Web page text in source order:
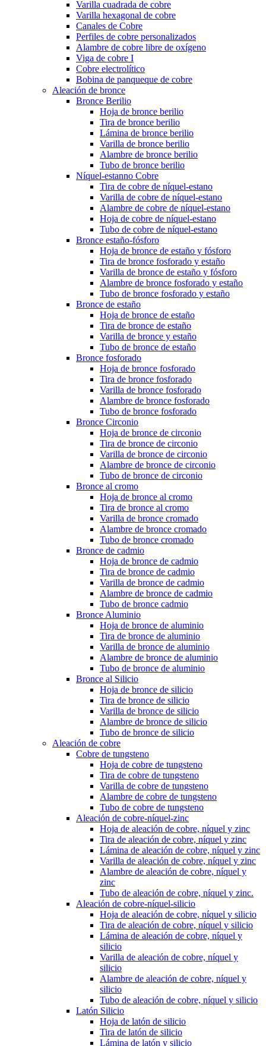
Varilla cuadrada de cobre
Varilla hexagonal de cobre
Canales de Cobre
Perfiles de cobre personalizados
Alambre de cobre libre de oxígeno
Viga de cobre I
Cobre electrolítico
Bobina de panqueque de cobre
Aleación de bronce
Bronce Berilio
Hoja de bronce berilio
Tira de bronce berilio
Lámina de bronce berilio
Varilla de bronce berilio
Alambre de bronce berilio
Tubo de bronce berilio
Níquel-estanno Cobre
Tira de cobre de níquel-estano
Varilla de cobre de níquel-estano
Alambre de cobre de níquel-estano
Hoja de cobre de níquel-estano
Tubo de cobre de níquel-estano
Bronce estaño-fósforo
Hoja de bronce de estaño y fósforo
Tira de bronce fosforado y estaño
Varilla de bronce de estaño y fósforo
Alambre de bronce fosforado y estaño
Tubo de bronce fosforado y estaño
Bronce de estaño
Hoja de bronce de estaño
Tira de bronce de estaño
Varilla de bronce y estaño
Tubo de bronce de estaño
Bronce fosforado
Hoja de bronce fosforado
Tira de bronce fosforado
Varilla de bronce fosforado
Alambre de bronce fosforado
Tubo de bronce fosforado
Bronce Circonio
Hoja de bronce de circonio
Tira de bronce de circonio
Varilla de bronce de circonio
Alambre de bronce de circonio
Tubo de bronce de circonio
Bronce al cromo
Hoja de bronce al cromo
Tira de bronce al cromo
Varilla de bronce cromado
Alambre de bronce cromado
Tubo de bronce cromado
Bronce de cadmio
Hoja de bronce de cadmio
Tira de bronce de cadmio
Varilla de bronce de cadmio
Alambre de bronce de cadmio
Tubo de bronce cadmio
Bronce Aluminio
Hoja de bronce de aluminio
Tira de bronce de aluminio
Varilla de bronce de aluminio
Alambre de bronce de aluminio
Tubo de bronce de aluminio
Bronce al Silicio
Hoja de bronce de silicio
Tira de bronce de silicio
Varilla de bronce de silicio
Alambre de bronce de silicio
Tubo de bronce de silicio
Aleación de cobre
Cobre de tungsteno
Hoja de cobre de tungsteno
Tira de cobre de tungsteno
Varilla de cobre de tungsteno
Alambre de cobre de tungsteno
Tubo de cobre de tungsteno
Aleación de cobre-níquel-zinc
Hoja de aleación de cobre, níquel y zinc
Tira de aleación de cobre, níquel y zinc
Lámina de aleación de cobre, níquel y zinc
Varilla de aleación de cobre, níquel y zinc
Alambre de aleación de cobre, níquel y
zinc
Tubo de aleación de cobre, níquel y zinc.
Aleación de cobre-níquel-silicio
Hoja de aleación de cobre, níquel y silicio
Tira de aleación de cobre, níquel y silicio
Lámina de aleación de cobre, níquel y
silicio
Varilla de aleación de cobre, níquel y
silicio
Alambre de aleación de cobre, níquel y
silicio
Tubo de aleación de cobre, níquel y silicio
Latón Silicio
Hoja de latón de silicio
Tira de latón de silicio
Lámina de latón y silicio